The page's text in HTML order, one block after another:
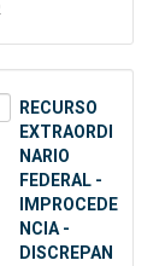
RECURSO
EXTRAORDI
NARIO
FEDERAL -
IMPROCEDE
NCIA -
DISCREPAN